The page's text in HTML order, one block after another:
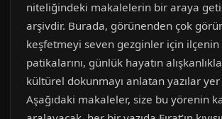
niteliğindeki makalelerin bir araya
arşivdir. Burada, görünenden çok
keşfetmeyi seven gezginler için ilçenin
patikalarını, günlük hayatın
kültürel dokunmayı anlatan yazılar yer
Aşağıdaki makaleler, size bu yörenin